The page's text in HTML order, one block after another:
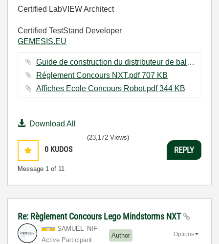
Certified LabVIEW Architect
Certified TestStand Developer
GEMESIS.EU
Guide de construction du distributeur de balle.pdf ‏1784 KB
Réglement Concours NXT.pdf ‏707 KB
Affiches Ecole Concours Robot.pdf ‏344 KB
Download All
0 KUDOS
Message 1 of 11
(23,172 Views)
REPLY
Re: Règlement Concours Lego Mindstorms NXT
SAMUEL_NIF
Active Participant
Author Options